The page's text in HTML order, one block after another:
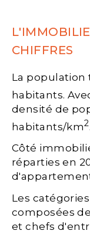
CHIFFRES
La population
habitants.
densité de
habitants/km2
Côté
réparties en
Les
composées
et chefs